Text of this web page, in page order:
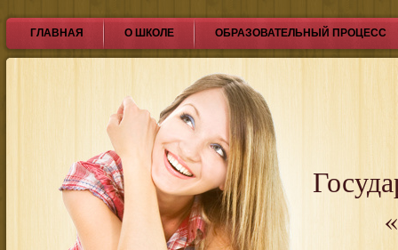
ГЛАВНАЯ О ШКОЛЕ ОБРАЗОВАТЕЛЬНЫЙ ПРОЦЕСС